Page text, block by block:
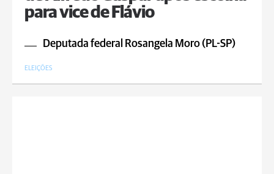
para vice de Flávio
Deputada federal Rosangela Moro (PL-SP)
ELEIÇÕES